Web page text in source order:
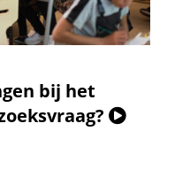
bij het
(Video)